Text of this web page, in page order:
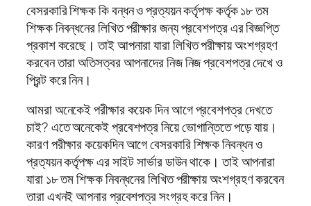
বেসরকারি শিক্ষক কি বন্ধন ও প্রত্যয়ন কর্তৃপক্ষ কর্তৃক ১৮ তম
শিক্ষক নিবন্ধনের লিখিত পরীক্ষার জন্য প্রবেশপত্র এর বিজ্ঞপ্তি
প্রকাশ করেছে। তাই আপনারা যারা লিখিত পরীক্ষায় অংশগ্রহণ
করবেন তারা অতিসত্বর আপনাদের নিজ নিজ প্রবেশপত্র দেখে ও
প্রিন্ট করে নিন।
আমরা অনেকেই পরীক্ষার কয়েক দিন আগে প্রবেশপত্র দেখতে
চাই? এতে অনেকেই প্রবেশপত্র নিয়ে ভোগান্তিতে পড়ে যায়।
কারণ পরীক্ষার কয়েকদিন আগে বেসরকারি শিক্ষক নিবন্ধন ও
প্রত্যয়ন কর্তৃপক্ষ এর সাইট সার্ভার ডাউন থাকে। তাই আপনারা
যারা ১৮ তম শিক্ষক নিবন্ধনের লিখিত পরীক্ষায় অংশগ্রহণ করবেন
তারা এখনই আপনার প্রবেশপত্র সংগ্রহ করে নিন।